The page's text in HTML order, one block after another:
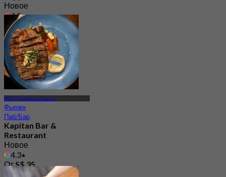
Новое
4.5
ОтS$ 39.5
MRT Танджонг Пагар
Фьюжн
Паб/Бар
Kapitan Bar &
Restaurant
Новое
4.3
От S$ 35